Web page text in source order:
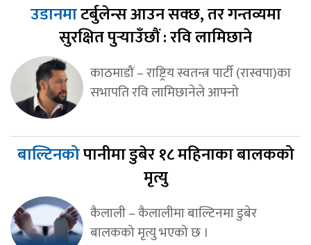
उडानमाटर्बुलेन्स आउन सक्छ, तर गन्तव्यमा
सुरक्षित पुर्‍याउँछौं : रवि लामिछाने
काठमाडौं – राष्ट्रिय स्वतन्त्र पार्टी (रास्वपा)का
सभापति रवि लामिछानेले आफ्नो
बाल्टिनकोपानीमा डुबेर १८ महिनाका बालकको
मृत्यु
कैलाली – कैलालीमा बाल्टिनमा डुबेर
बालकको मृत्यु भएको छ ।